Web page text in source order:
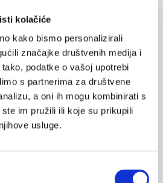
kolačiće
kako bismo personalizirali
značajke društvenih medija i
podatke o vašoj upotrebi
s partnerima za društvene
a oni ih mogu kombinirati s
im pružili ili koje su prikupili
usluge.
SVIĐA
POVRATAK